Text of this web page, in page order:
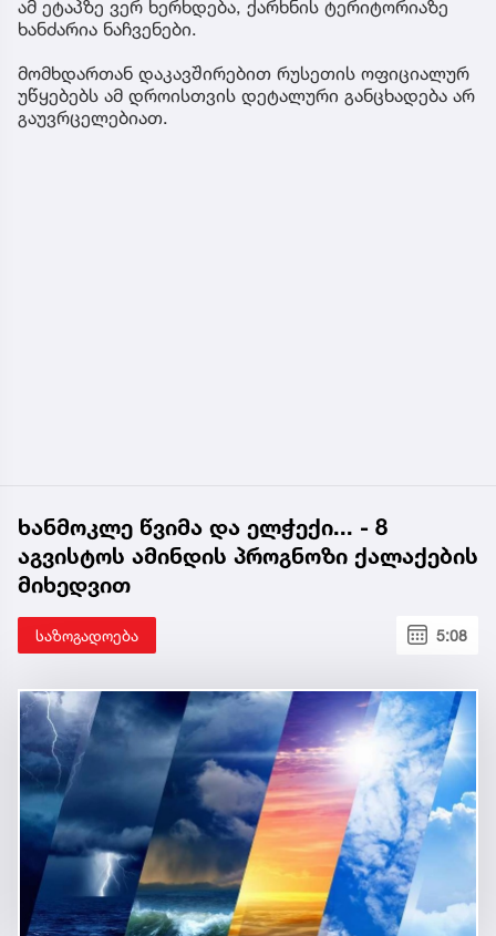
ამ ეტაპზე ვერ ხერხდება, ქარხნის ტერიტორიაზე
ხანძარია ნაჩვენები.
მომხდართან დაკავშირებით რუსეთის ოფიციალურ
უწყებებს ამ დროისთვის დეტალური განცხადება არ
გაუვრცელებიათ.
ხანმოკლე წვიმა და ელჭექი... - 8
აგვისტოს ამინდის პროგნოზი ქალაქების
მიხედვით
საზოგადოება 5:08